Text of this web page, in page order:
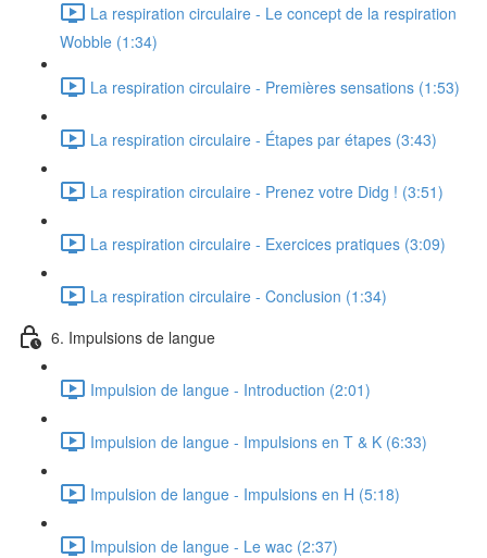
La respiration circulaire - Le concept de la respiration
Wobble (1:34)
La respiration circulaire - Premières sensations (1:53)
La respiration circulaire - Étapes par étapes (3:43)
La respiration circulaire - Prenez votre Didg ! (3:51)
La respiration circulaire - Exercices pratiques (3:09)
La respiration circulaire - Conclusion (1:34)
6. Impulsions de langue
Impulsion de langue - Introduction (2:01)
Impulsion de langue - Impulsions en T & K (6:33)
Impulsion de langue - Impulsions en H (5:18)
Impulsion de langue - Le wac (2:37)